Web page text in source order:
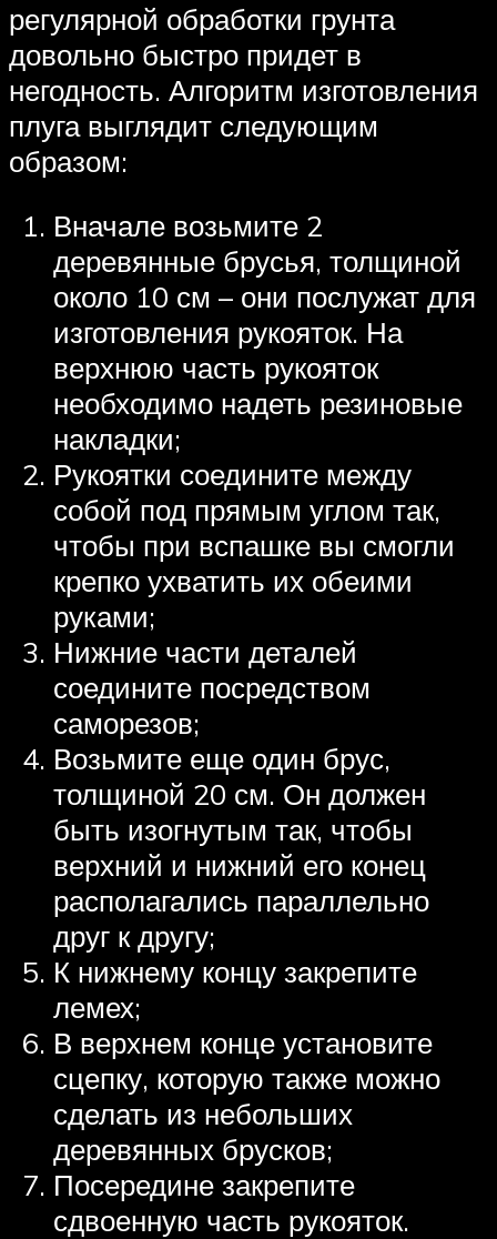
регулярной обработки грунта
довольно быстро придет в
негодность. Алгоритм изготовления
плуга выглядит следующим
образом:
Вначале возьмите 2
деревянные брусья, толщиной
около 10 см – они послужат для
изготовления рукояток. На
верхнюю часть рукояток
необходимо надеть резиновые
накладки;
Рукоятки соедините между
собой под прямым углом так,
чтобы при вспашке вы смогли
крепко ухватить их обеими
руками;
Нижние части деталей
соедините посредством
саморезов;
Возьмите еще один брус,
толщиной 20 см. Он должен
быть изогнутым так, чтобы
верхний и нижний его конец
располагались параллельно
друг к другу;
К нижнему концу закрепите
лемех;
В верхнем конце установите
сцепку, которую также можно
сделать из небольших
деревянных брусков;
Посередине закрепите
сдвоенную часть рукояток.